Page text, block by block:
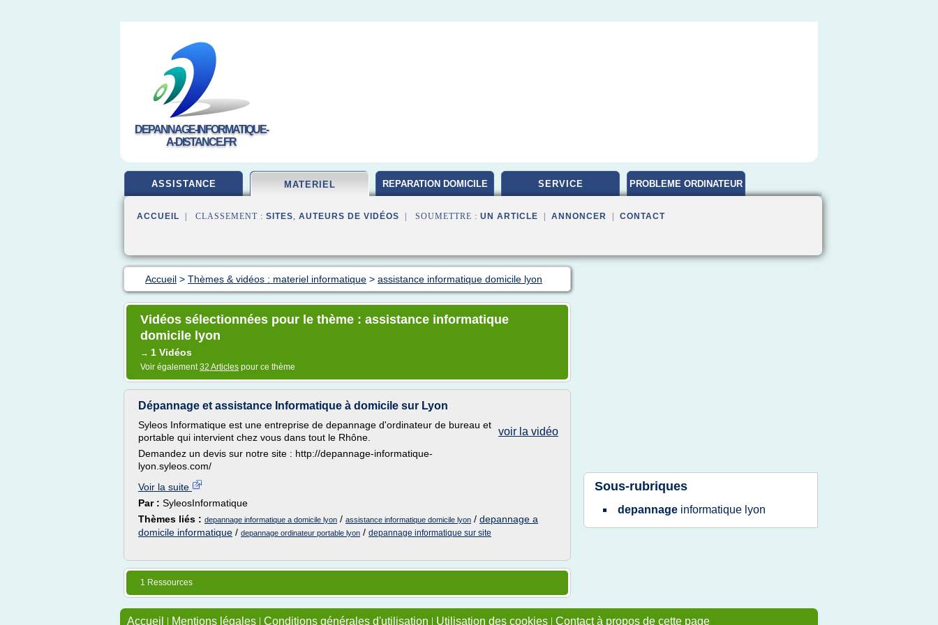
DEPANNAGE-INFORMATIQUE-
A-DISTANCE.FR
ASSISTANCE MATERIEL REPARATION DOMICILE SERVICE PROBLEME ORDINATEUR
ACCUEIL | CLASSEMENT : SITES, AUTEURS DE VIDÉOS | SOUMETTRE : UN ARTICLE ANNONCER CONTACT
Accueil > Thèmes & vidéos : materiel informatique > assistance informatique domicile lyon
Vidéos sélectionnées pour le thème : assistance informatique
domicile lyon
→ 1 Vidéos
Voir également32 Articles pour ce thème
Dépannage et assistance Informatique à domicile sur Lyon
voir la vidéo
Syleos Informatique est une entreprise de depannage d'ordinateur de bureau et
portable qui intervient chez vous dans tout le Rhône.
Demandez un devis sur notre site : http://depannage-informatique-
lyon.syleos.com/
Voir la suite
Par : SyleosInformatique
Thèmes liés : depannage informatique a domicile lyon / assistance informatique domicile lyon / depannage a
domicile informatique / depannage ordinateur portable lyon / depannage informatique sur site
1 Ressources
Sous-rubriques
depannage informatique lyon
Accueil | Mentions légales | Conditions générales d'utilisation | Utilisation des cookies | Contact à propos de cette page